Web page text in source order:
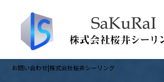
お問い合わせ|株式会社桜井シーリング